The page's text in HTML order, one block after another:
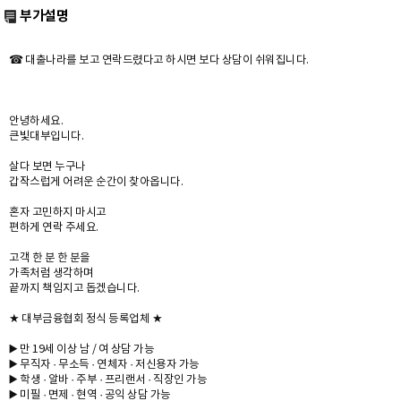
부가설명
☎ 대출나라를 보고 연락드렸다고 하시면 보다 상담이 쉬워집니다.
안녕하세요.
큰빛대부입니다.
살다 보면 누구나
갑작스럽게 어려운 순간이 찾아옵니다.
혼자 고민하지 마시고
편하게 연락 주세요.
고객 한 분 한 분을
가족처럼 생각하며
끝까지 책임지고 돕겠습니다.
★ 대부금융협회 정식 등록업체 ★
▶️ 만 19세 이상 남 / 여 상담 가능
▶️ 무직자 · 무소득 · 연체자 · 저신용자 가능
▶️ 학생 · 알바 · 주부 · 프리랜서 · 직장인 가능
▶️ 미필 · 면제 · 현역 · 공익 상담 가능